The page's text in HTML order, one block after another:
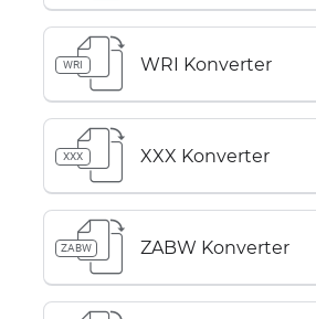
WRI WRI Konverter
XXX XXX Konverter
ZABW ZABW Konverter